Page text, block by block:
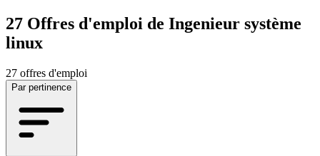
27 Offres d'emploi de Ingenieur système
linux
27 offres d'emploi
Par pertinence